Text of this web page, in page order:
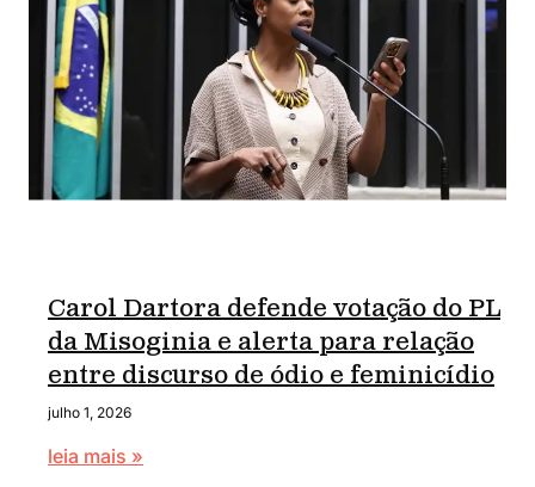
Carol Dartora defende votação do PL
da Misoginia e alerta para relação
entre discurso de ódio e feminicídio
julho 1, 2026
leia mais »